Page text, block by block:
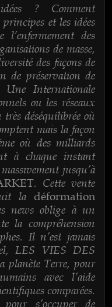
? Comment
et les idées
des
de masse,
des façons de
de préservation de
Une Internationale
ou les réseaux
déséquilibrée où
mais la façon
où des milliards
à chaque instant
jusqu’à
. Cette vente
la déformation
news oblige à un
la compréhension
Il n’est jamais
LES VIES DES
Terre, pour
avec l’aide
comparées.
s’occuper de